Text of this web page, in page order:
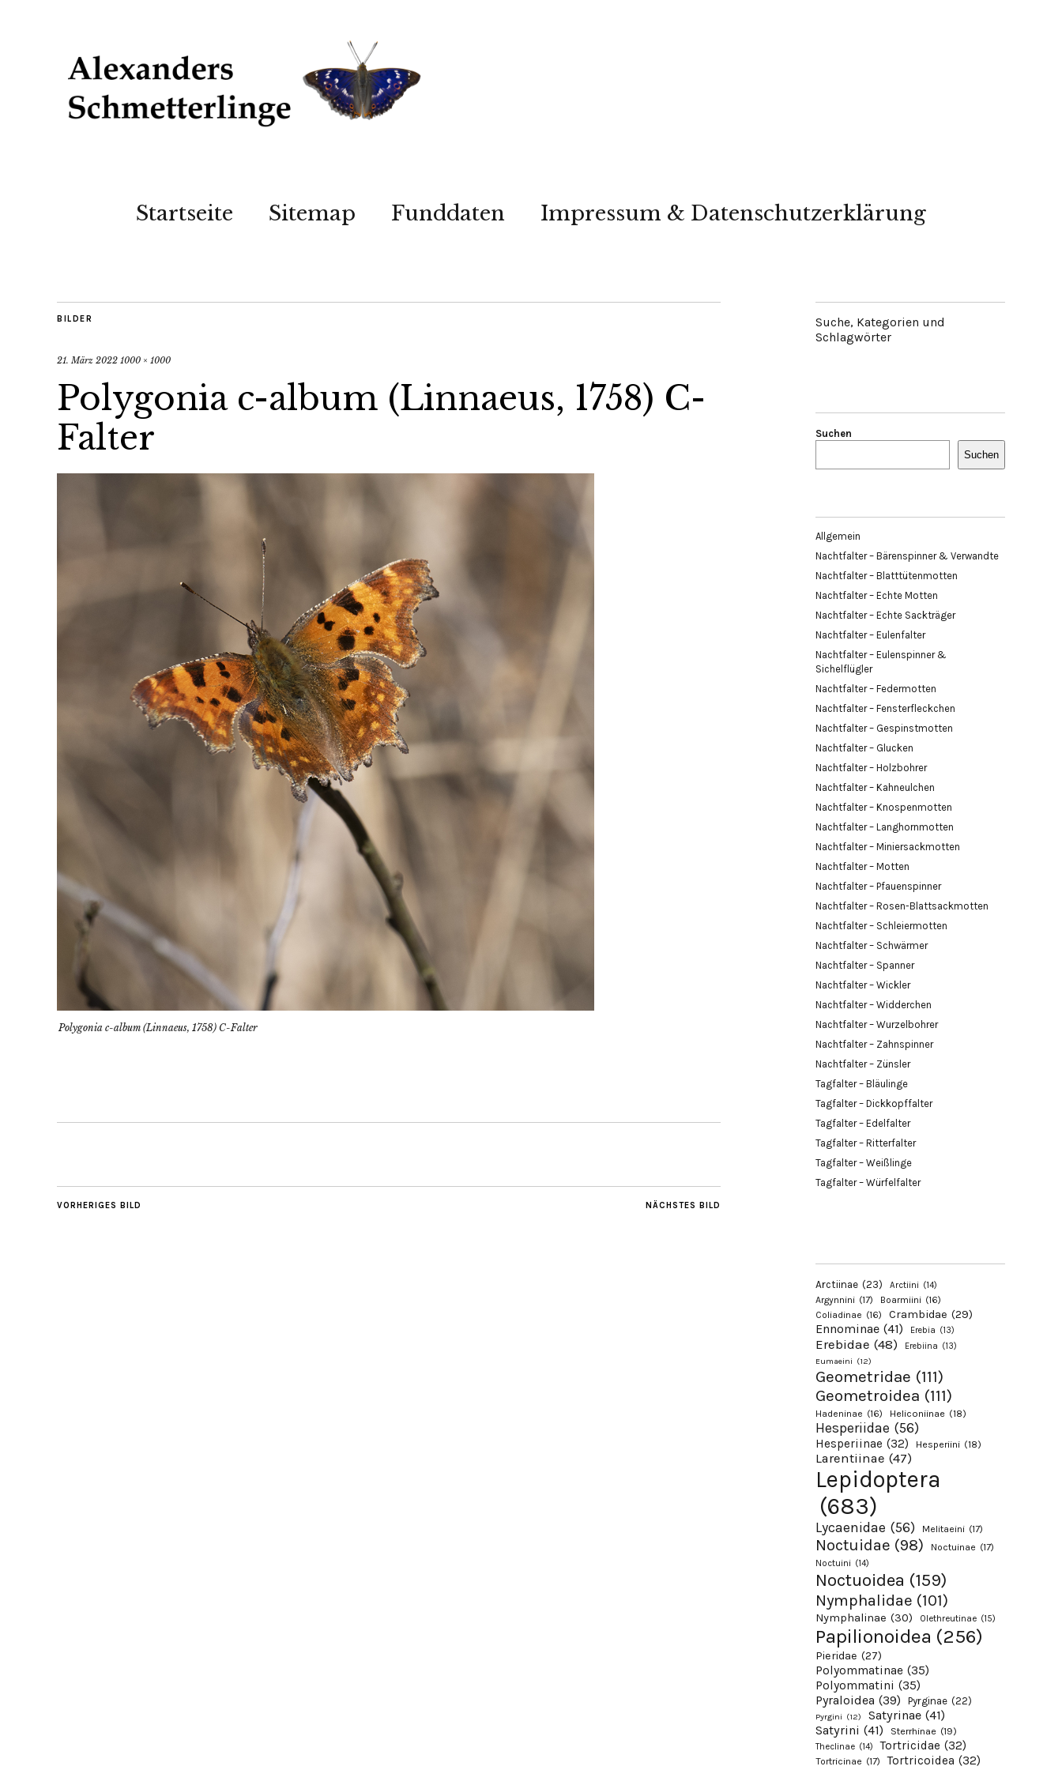
Startseite Sitemap Funddaten Impressum & Datenschutzerklärung
BILDER
21. März 2022 1000 × 1000
Polygonia c-album (Linnaeus, 1758) C-
Falter
Polygonia c-album (Linnaeus, 1758) C-Falter
NÄCHSTES BILD
VORHERIGES BILD
Suche, Kategorien und
Schlagwörter
Suchen
Suchen
Allgemein
Nachtfalter – Bärenspinner & Verwandte
Nachtfalter – Blatttütenmotten
Nachtfalter – Echte Motten
Nachtfalter – Echte Sackträger
Nachtfalter – Eulenfalter
Nachtfalter – Eulenspinner &
Sichelflügler
Nachtfalter – Federmotten
Nachtfalter – Fensterfleckchen
Nachtfalter – Gespinstmotten
Nachtfalter – Glucken
Nachtfalter – Holzbohrer
Nachtfalter – Kahneulchen
Nachtfalter – Knospenmotten
Nachtfalter – Langhornmotten
Nachtfalter – Miniersackmotten
Nachtfalter – Motten
Nachtfalter – Pfauenspinner
Nachtfalter – Rosen-Blattsackmotten
Nachtfalter – Schleiermotten
Nachtfalter – Schwärmer
Nachtfalter – Spanner
Nachtfalter – Wickler
Nachtfalter – Widderchen
Nachtfalter – Wurzelbohrer
Nachtfalter – Zahnspinner
Nachtfalter – Zünsler
Tagfalter – Bläulinge
Tagfalter – Dickkopffalter
Tagfalter – Edelfalter
Tagfalter – Ritterfalter
Tagfalter – Weißlinge
Tagfalter – Würfelfalter
Arctiinae (23) Arctiini (14)
Argynnini (17) Boarmiini (16)
Coliadinae (16) Crambidae (29)
Ennominae (41) Erebia (13)
Erebidae (48) Erebiina (13)
Eumaeini (12)
Geometridae (111)
Geometroidea (111)
Hadeninae (16) Heliconiinae (18)
Hesperiidae (56)
Hesperiinae (32) Hesperiini (18)
Larentiinae (47)
Lepidoptera
(683)
Lycaenidae (56) Melitaeini (17)
Noctuidae (98) Noctuinae (17)
Noctuini (14)
Noctuoidea (159)
Nymphalidae (101)
Nymphalinae (30) Olethreutinae (15)
Papilionoidea (256)
Pieridae (27)
Polyommatinae (35)
Polyommatini (35)
Pyraloidea (39) Pyrginae (22)
Pyrgini (12) Satyrinae (41)
Satyrini (41) Sterrhinae (19)
Theclinae (14) Tortricidae (32)
Tortricinae (17) Tortricoidea (32)